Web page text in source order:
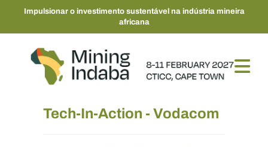
Impulsionar o investimento sustentável na indústria mineira
africana
Tech-In-Action - Vodacom